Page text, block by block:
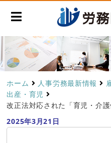
ホーム 人事労務最新情報
出産・育児
改正法対応された「育児・介護
2025年3月21日